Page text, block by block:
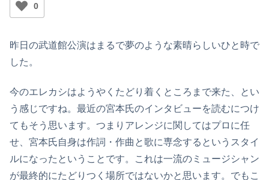
0
昨日の武道館公演はまるで夢のような素晴らしいひと時で
した。
今のエレカシはようやくたどり着くところまで来た、とい
う感じですね。最近の宮本氏のインタビューを読むにつけ
てもそう思います。つまりアレンジに関してはプロに任
せ、宮本氏自身は作詞・作曲と歌に専念するというスタイ
ルになったということです。これは一流のミュージシャン
が最終的にたどりつく場所ではないかと思います。でもこ